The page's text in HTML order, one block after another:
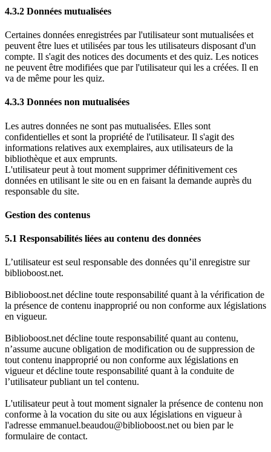
4.3.2 Données mutualisées
Certaines données enregistrées par l'utilisateur sont mutualisées et
peuvent être lues et utilisées par tous les utilisateurs disposant d'un
compte. Il s'agit des notices des documents et des quiz. Les notices
ne peuvent être modifiées que par l'utilisateur qui les a créées. Il en
va de même pour les quiz.
4.3.3 Données non mutualisées
Les autres données ne sont pas mutualisées. Elles sont
confidentielles et sont la propriété de l'utilisateur. Il s'agit des
informations relatives aux exemplaires, aux utilisateurs de la
bibliothèque et aux emprunts.
L'utilisateur peut à tout moment supprimer définitivement ces
données en utilisant le site ou en en faisant la demande auprès du
responsable du site.
Gestion des contenus
5.1 Responsabilités liées au contenu des données
L’utilisateur est seul responsable des données qu’il enregistre sur
biblioboost.net.
Biblioboost.net décline toute responsabilité quant à la vérification de
la présence de contenu inapproprié ou non conforme aux législations
en vigueur.
Biblioboost.net décline toute responsabilité quant au contenu,
n’assume aucune obligation de modification ou de suppression de
tout contenu inapproprié ou non conforme aux législations en
vigueur et décline toute responsabilité quant à la conduite de
l’utilisateur publiant un tel contenu.
L'utilisateur peut à tout moment signaler la présence de contenu non
conforme à la vocation du site ou aux législations en vigueur à
l'adresse emmanuel.beaudou@biblioboost.net ou bien par le
formulaire de contact.